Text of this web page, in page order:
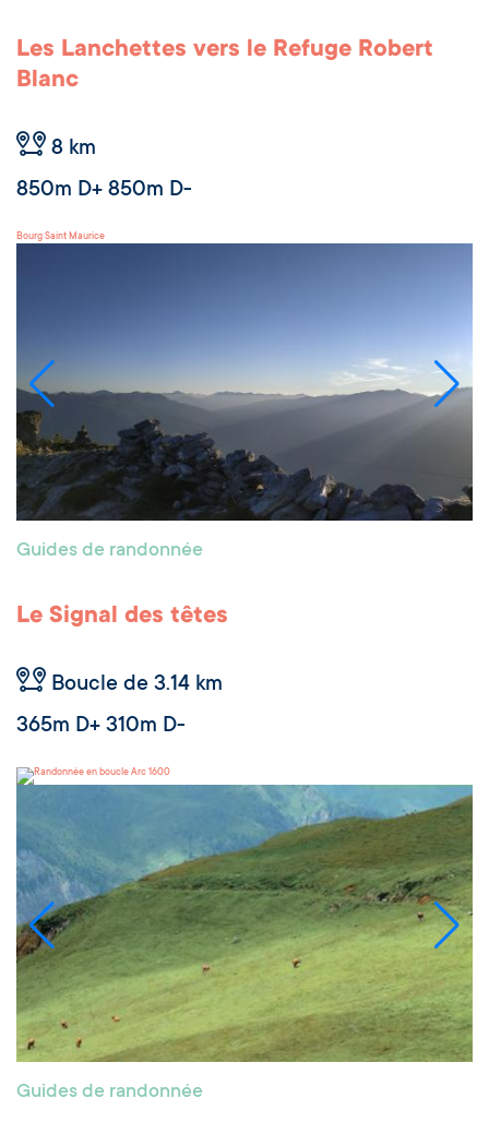
Les Lanchettes vers le Refuge Robert
Blanc
8 km
850m D+ 850m D-
Bourg Saint Maurice
Guides de randonnée
Le Signal des têtes
Boucle de 3.14 km
365m D+ 310m D-
Arc 1600
Guides de randonnée